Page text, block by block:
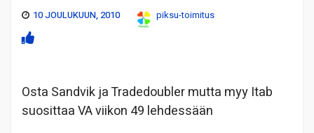
10 JOULUKUUN, 2010 piksu-toimitus
Osta Sandvik ja Tradedoubler mutta myy Itab
suosittaa VA viikon 49 lehdessään